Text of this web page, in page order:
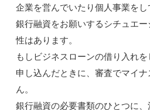
企業を営んでいたり個人事業を
銀行融資をお願いするシチュエ
性はあります。
もしビジネスローンの借り入れ
申し込んだときに、審査でマイ
ん。
銀行融資の必要書類のひとつに、